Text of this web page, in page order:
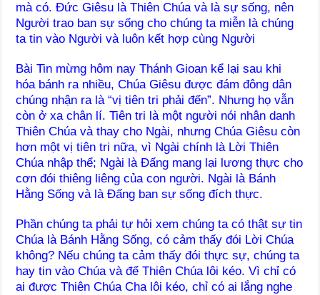
mà có. Đức Giêsu là Thiên Chúa và là sự sống, nên
Người trao ban sự sống cho chúng ta miễn là chúng
ta tin vào Người và luôn kết hợp cùng Người
Bài Tin mừng hôm nay Thánh Gioan kể lại sau khi
hóa bánh ra nhiều, Chúa Giêsu được đám đông dân
chúng nhận ra là “vị tiên tri phải đến”. Nhưng họ vẫn
còn ở xa chân lí. Tiên tri là một người nói nhân danh
Thiên Chúa và thay cho Ngài, nhưng Chúa Giêsu còn
hơn một vị tiên tri nữa, vì Ngài chính là Lời Thiên
Chúa nhập thể; Ngài là Đấng mang lại lương thực cho
cơn đói thiêng liêng của con người. Ngài là Bánh
Hằng Sống và là Đấng ban sự sống đích thực.
Phần chúng ta phải tự hỏi xem chúng ta có thật sự tin
Chúa là Bánh Hằng Sống, có cảm thấy đói Lời Chúa
không? Nếu chúng ta cảm thấy đói thực sự, chúng ta
hay tin vào Chúa và để Thiên Chúa lôi kéo. Vì chỉ có
ai được Thiên Chúa Cha lôi kéo, chỉ có ai lắng nghe